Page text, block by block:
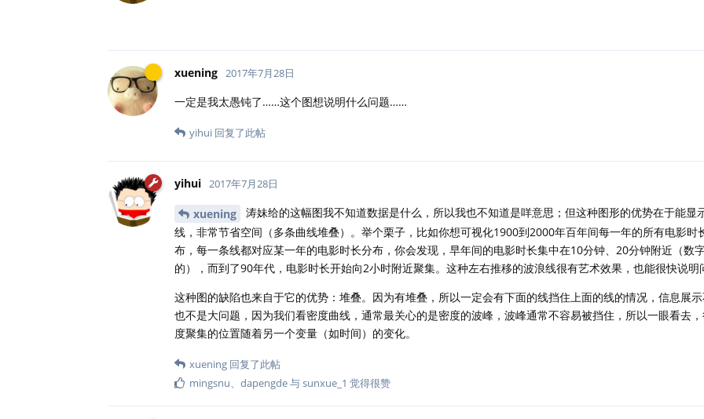
xuening 2017年7月28日
一定是我太愚钝了……这个图想说明什么问题……
yihui 回复了此帖
yihui 2017年7月28日
xuening
涛妹给的这幅图我不知道数据是什么，所以我也不知道是咩意思；但这种图形的优势在于能显
线，非常节省空间（多条曲线堆叠）。举个栗子，比如你想可视化1900到2000年百年间每一年的所有电影时
布，每一条线都对应某一年的电影时长分布，你会发现，早年间的电影时长集中在10分钟、20分钟附近（数
的），而到了90年代，电影时长开始向2小时附近聚集。这种左右推移的波浪线很有艺术效果，也能很快说明
这种图的缺陷也来自于它的优势：堆叠。因为有堆叠，所以一定会有下面的线挡住上面的线的情况，信息展
也不是大问题，因为我们看密度曲线，通常最关心的是密度的波峰，波峰通常不容易被挡住，所以一眼看去
度聚集的位置随着另一个变量（如时间）的变化。
xuening 回复了此帖
mingsnu、 dapengde与sunxue_1 觉得很赞